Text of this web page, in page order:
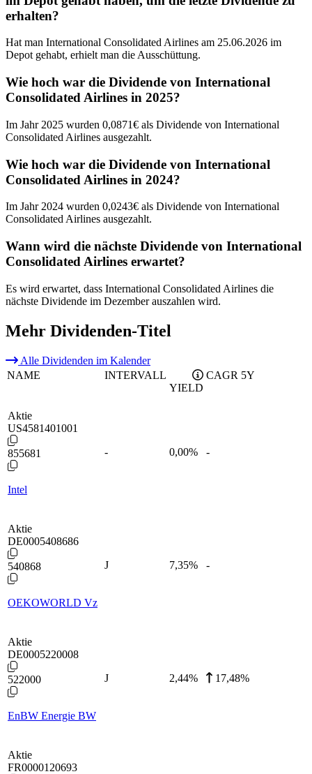
erhalten?
Hat man International Consolidated Airlines am 25.06.2026 im
Depot gehabt, erhielt man die Ausschüttung.
Wie hoch war die Dividende von International
Consolidated Airlines in 2025?
Im Jahr 2025 wurden 0,0871€ als Dividende von International
Consolidated Airlines ausgezahlt.
Wie hoch war die Dividende von International
Consolidated Airlines in 2024?
Im Jahr 2024 wurden 0,0243€ als Dividende von International
Consolidated Airlines ausgezahlt.
Wann wird die nächste Dividende von International
Consolidated Airlines erwartet?
Es wird erwartet, dass International Consolidated Airlines die
nächste Dividende im Dezember auszahlen wird.
Mehr Dividenden-Titel
Alle Dividenden im Kalender
NAME
INTERVALL
YIELD
CAGR 5Y
Aktie
US4581401001
855681
Intel
- 0,00% -
Aktie
DE0005408686
540868
OEKOWORLD Vz
J 7,35% -
Aktie
DE0005220008
522000
EnBW Energie BW
J 2,44% 17,48%
Aktie
FR0000120693